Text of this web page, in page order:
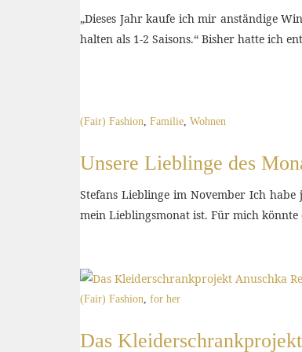
„Dieses Jahr kaufe ich mir anständige
halten als 1-2 Saisons.“ Bisher hatte ich
(Fair) Fashion, Familie, Wohnen
Unsere Lieblinge des
Stefans Lieblinge im November Ich
mein Lieblingsmonat ist. Für mich
(Fair) Fashion for her
Das